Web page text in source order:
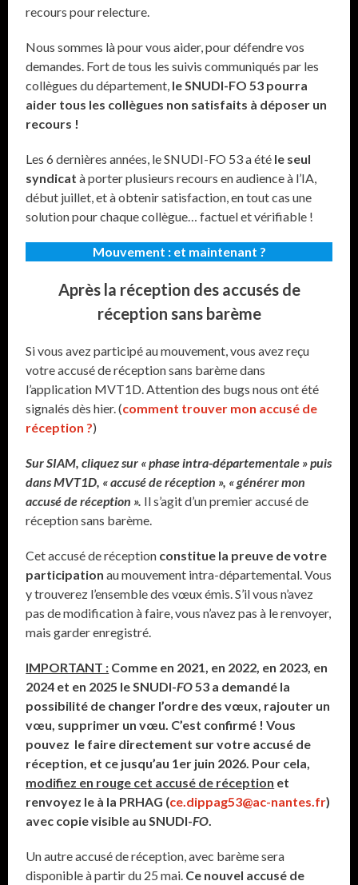
recours pour relecture.
Nous sommes là pour vous aider, pour défendre vos
demandes. Fort de tous les suivis communiqués par les
collègues du département, le SNUDI-FO 53 pourra
aider tous les collègues non satisfaits à déposer un
recours !
Les 6 dernières années, le SNUDI-FO 53 a été le seul
syndicat à porter plusieurs recours en audience à l’IA,
début juillet, et à obtenir satisfaction, en tout cas une
solution pour chaque collègue… factuel et vérifiable !
Mouvement : et maintenant ?
Après la réception des accusés de
réception sans barème
Si vous avez participé au mouvement, vous avez reçu
votre accusé de réception sans barème dans
l’application MVT1D. Attention des bugs nous ont été
signalés dès hier. (comment trouver mon accusé de
réception ?)
Sur SIAM, cliquez sur « phase intra-départementale » puis
dans MVT1D, « accusé de réception », « générer mon
accusé de réception ». Il s’agit d’un premier accusé de
réception sans barème.
Cet accusé de réception constitue la preuve de votre
participation au mouvement intra-départemental. Vous
y trouverez l’ensemble des vœux émis. S’il vous n’avez
pas de modification à faire, vous n’avez pas à le renvoyer,
mais garder enregistré.
IMPORTANT : Comme en 2021, en 2022, en 2023, en
2024 et en 2025 le SNUDI-FO 53 a demandé la
possibilité de changer l’ordre des vœux, rajouter un
vœu, supprimer un vœu. C’est confirmé ! Vous
pouvez le faire directement sur votre accusé de
réception, et ce jusqu’au 1er juin 2026. Pour cela,
modifiez en rouge cet accusé de réception et
renvoyez le à la PRHAG (ce.dippag53@ac-nantes.fr)
avec copie visible au SNUDI-FO
Un autre accusé de réception, avec barème sera
disponible à partir du 25 mai. Ce nouvel accusé de